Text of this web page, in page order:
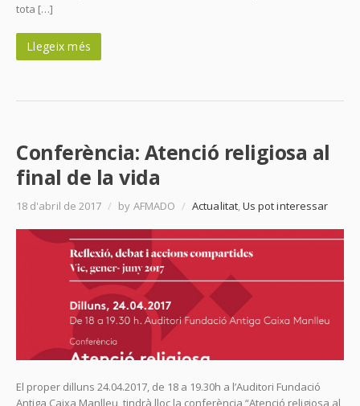
tota […]
Llegeix més
Conferència: Atenció religiosa al
final de la vida
18 d'abril de 2017 / by AFMADO / Actualitat,Us pot interessar
El proper dilluns 24.04.2017, de 18 a 19.30h a l’Auditori Fundació
Antiga Caixa Manlleu, tindrà lloc la conferència “Atenció religiosa al